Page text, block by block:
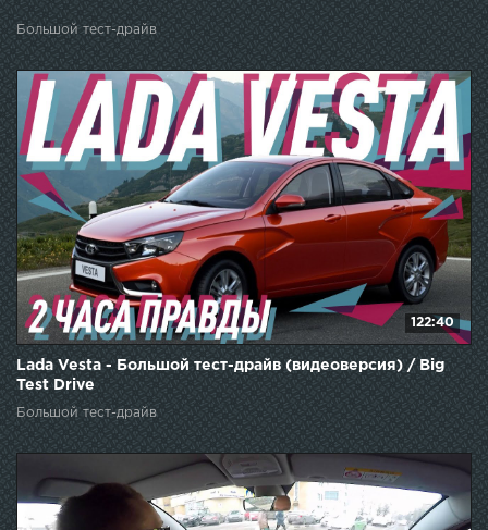
Большой тест-драйв
122:40
Lada Vesta - Большой тест-драйв (видеоверсия) / Big
Test Drive
Большой тест-драйв